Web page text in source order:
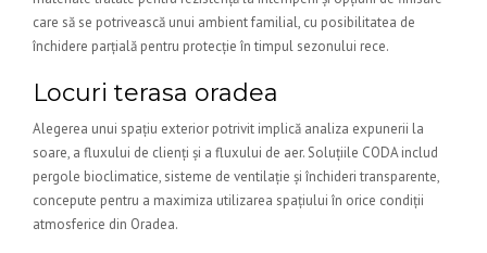
care să se potrivească unui ambient familial, cu posibilitatea de
închidere parțială pentru protecție în timpul sezonului rece.
Locuri terasa oradea
Alegerea unui spațiu exterior potrivit implică analiza expunerii la
soare, a fluxului de clienți și a fluxului de aer. Soluțiile CODA includ
pergole bioclimatice, sisteme de ventilație și închideri transparente,
concepute pentru a maximiza utilizarea spațiului în orice condiții
atmosferice din Oradea.